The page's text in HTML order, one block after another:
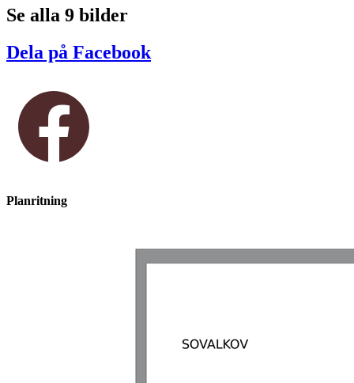
Se alla 9 bilder
Dela på Facebook
Planritning